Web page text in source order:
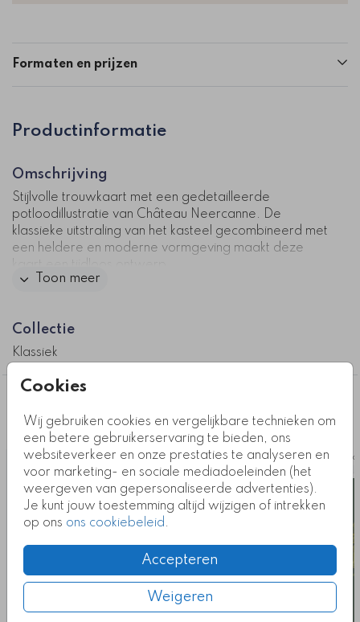
Cookies
Wij gebruiken cookies en vergelijkbare technieken om
een betere gebruikerservaring te bieden, ons
websiteverkeer en onze prestaties te analyseren en
voor marketing- en sociale mediadoeleinden (het
weergeven van gepersonaliseerde advertenties).
Je kunt jouw toestemming altijd wijzigen of intrekken
op ons ons cookiebeleid.
Accepteren
Weigeren
Formaten en prijzen
Productinformatie
Omschrijving
Stijlvolle trouwkaart met een gedetailleerde
potloodillustratie van Château Neercanne. De
klassieke uitstraling van het kasteel gecombineerd met
een heldere en moderne vormgeving maakt deze
lettertypes en kleuren, en bestel een proefdruk om
alles in het echt te zien. Op zoek naar een andere
locatie? We hebben een groeiende collectie
trouwlocaties én bieden illustraties op maat.
Kaartcode: FD-T0859-5
Toon meer
Collectie
Klassiek
leuk
Kaart